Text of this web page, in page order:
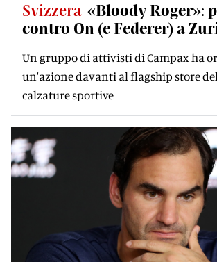
Svizzera «Bloody Roger»:
contro On (e Federer) a
Un gruppo di attivisti di Campax ha
un'azione davanti al flagship store
calzature sportive